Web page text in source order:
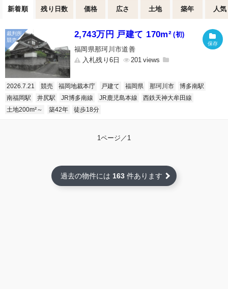
新着順 残り日数 価格 広さ 土地 築年 人気
2,743万円 戸建て 170m² (初)
福岡県那珂川市道善
入札残り6日
201
2026.7.21 競売 福岡地裁本庁 戸建て 福岡県 那珂川市
博多南駅
南福岡駅
井尻駅 JR博多南線 JR鹿児島本線
西鉄天神大牟田線
土地200m²～
築42年 徒歩18分
1ページ／1
過去の物件には 163 件あります